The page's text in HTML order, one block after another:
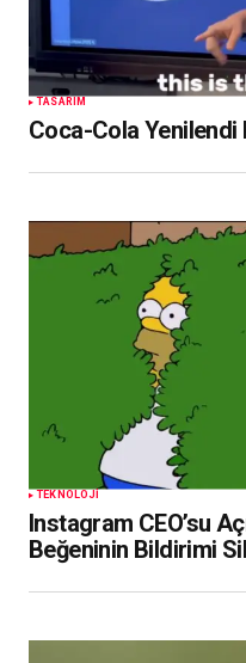
TASARIM
Coca-Cola Yenilendi
TEKNOLOJI
Instagram CEO’su
Beğeninin Bildirimi